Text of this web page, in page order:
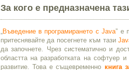
За кого е предназначена
Въведение в програмирането с Java” е
притеснявайте да посегнете към тази
да започнете. Чрез систематично и
областта на разработката на софтуер
развитие. Това е същевременно книга